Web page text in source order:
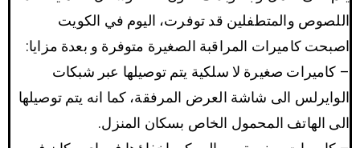
اللصوص والمتطفلين قد توفرت، اليوم في الكويت
اصبحت كاميرات المراقبة الصغيرة متوفرة و بعدة مزايا:
– كاميرات صغيرة لا سلكية يتم توصيلها عبر شبكات
الوايرلس الى شاشة العرض المرفقة، كما انه يتم توصيلها
الى الهاتف المحمول الخاص بسكان المنزل.